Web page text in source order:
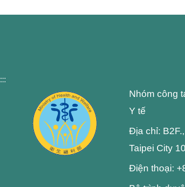
:::
Nhóm công
Y tế
Địa chỉ:
Taipei City
Điện thoại: